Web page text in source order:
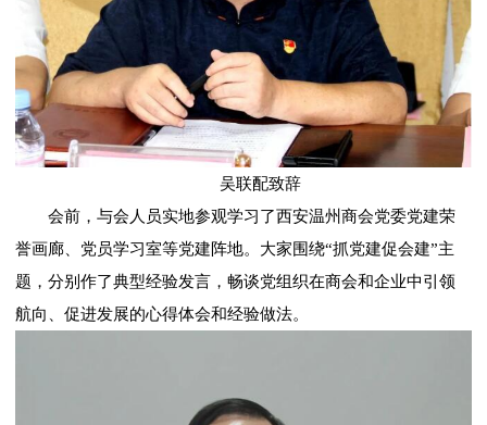
吴联配致辞
会前，与会人员实地参观学习了西安温州商会党委党建荣
誉画廊、党员学习室等党建阵地。大家围绕“抓党建促会建”主
题，分别作了典型经验发言，畅谈党组织在商会和企业中引领
航向、促进发展的心得体会和经验做法。